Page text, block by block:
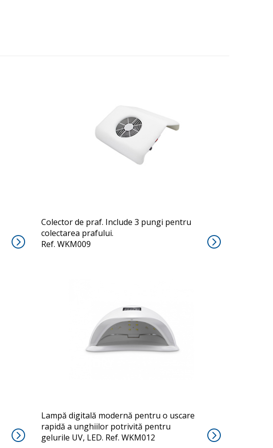
Colector de praf. Include 3 pungi pentru
colectarea prafului.
Ref. WKM009
Lampă digitală modernă pentru o uscare
rapidă a unghiilor potrivită pentru
gelurile UV, LED. Ref. WKM012